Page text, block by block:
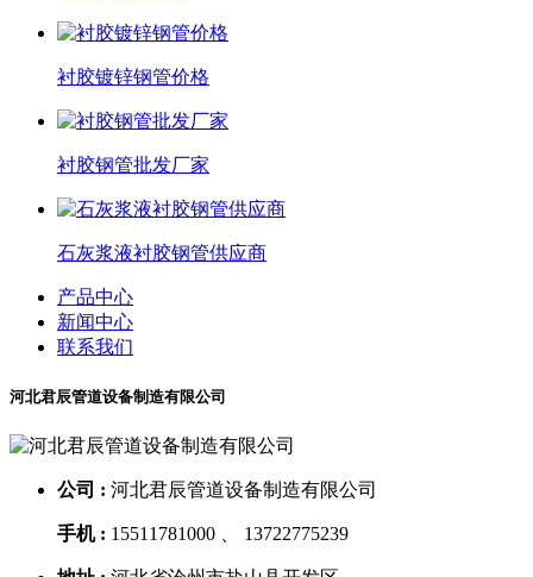
衬胶镀锌钢管价格
衬胶钢管批发厂家
石灰浆液衬胶钢管供应商
产品中心
新闻中心
联系我们
河北君辰管道设备制造有限公司
公司 : 河北君辰管道设备制造有限公司
手机 : 15511781000 、 13722775239